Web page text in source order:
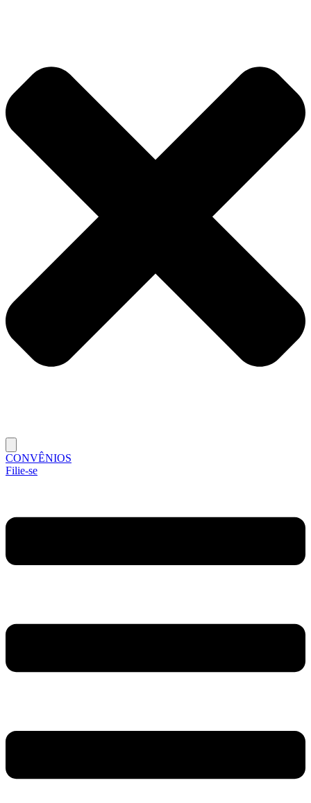
CONVÊNIOS
Filie-se